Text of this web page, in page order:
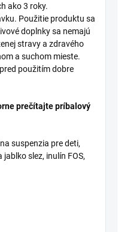
ako 3 roky.
Použitie produktu sa
doplnky sa nemajú
stravy a zdravého
a suchom mieste.
použitím dobre
prečítajte príbalový
suspenzia pre deti,
slez, inulín FOS,